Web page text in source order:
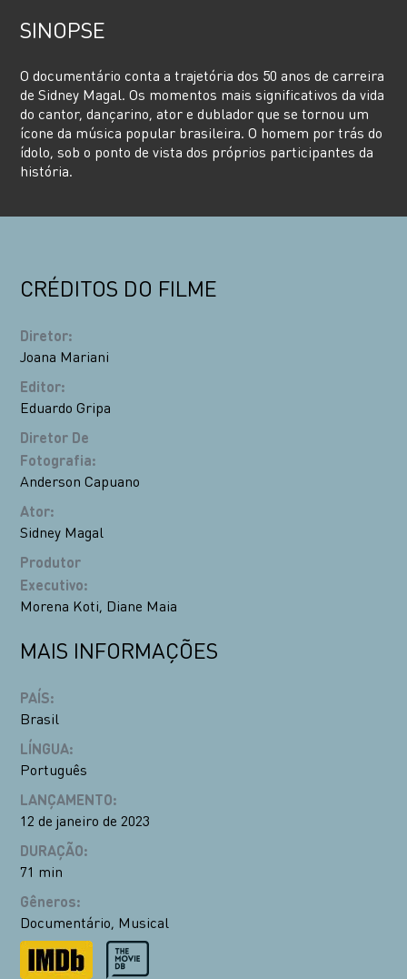
SINOPSE
O documentário conta a trajetória dos 50 anos de carreira
de Sidney Magal. Os momentos mais significativos da vida
do cantor, dançarino, ator e dublador que se tornou um
ícone da música popular brasileira. O homem por trás do
ídolo, sob o ponto de vista dos próprios participantes da
história.
CRÉDITOS DO FILME
Diretor:
Joana Mariani
Editor:
Eduardo Gripa
Diretor De
Fotografia:
Anderson Capuano
Ator:
Sidney Magal
Produtor
Executivo:
Morena Koti, Diane Maia
MAIS INFORMAÇÕES
PAÍS:
Brasil
LÍNGUA:
Português
LANÇAMENTO:
12 de janeiro de 2023
DURAÇÃO:
71 min
Gêneros:
Documentário, Musical